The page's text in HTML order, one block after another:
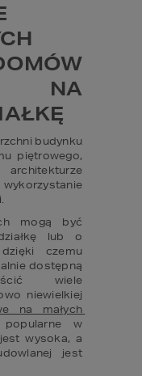
NA
budynku
piętrowego,
mogą być
lub o
czemu
dostępną
wiele
niewielkiej
na małych
w
wysoka, a
jest